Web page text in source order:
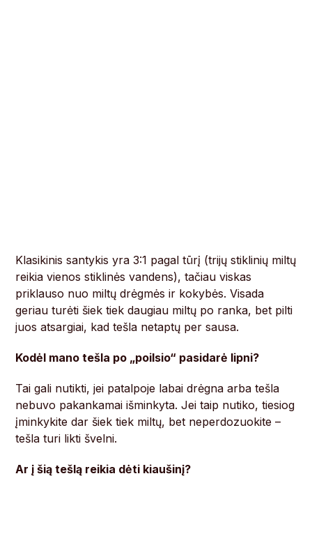
Klasikinis santykis yra 3:1 pagal tūrį (trijų stiklinių miltų
reikia vienos stiklinės vandens), tačiau viskas
priklauso nuo miltų drėgmės ir kokybės. Visada
geriau turėti šiek tiek daugiau miltų po ranka, bet pilti
juos atsargiai, kad tešla netaptų per sausa.
Kodėl mano tešla po „poilsio“ pasidarė lipni?
Tai gali nutikti, jei patalpoje labai drėgna arba tešla
nebuvo pakankamai išminkyta. Jei taip nutiko, tiesiog
įminkykite dar šiek tiek miltų, bet neperdozuokite –
tešla turi likti švelni.
Ar į šią tešlą reikia dėti kiaušinį?